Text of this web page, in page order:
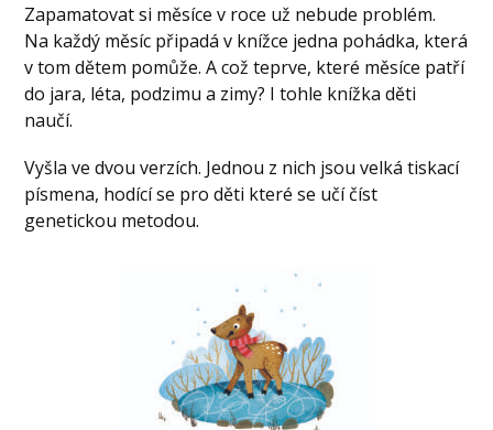
Zapamatovat si měsíce v roce už nebude problém.
Na každý měsíc připadá v knížce jedna pohádka, která
v tom dětem pomůže. A což teprve, které měsíce patří
do jara, léta, podzimu a zimy? I tohle knížka děti
naučí.
Vyšla ve dvou verzích. Jednou z nich jsou velká tiskací
písmena, hodící se pro děti které se učí číst
genetickou metodou.